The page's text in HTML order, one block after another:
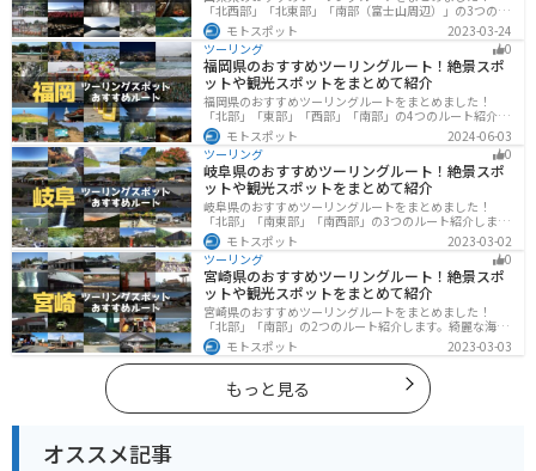
「北西部」「北東部」「南部（富士山周辺）」の3つのル
ート紹介します。富士山を中心に自然豊かな景色や食事
を楽しめるスポットが多数あります。バイクで山梨県に
ツーリングに行く際は参考にしてください。
モトスポット
2023-03-24
ツーリング
0
福岡県のおすすめツーリングルート！絶景スポ
ットや観光スポットをまとめて紹介
福岡県のおすすめツーリングルートをまとめました！
「北部」「東部」「西部」「南部」の4つのルート紹介し
ます。豊かな自然から歴史ある名所、グルメまで多彩な
魅力が詰まっており、様々な楽しみ方ができます。バイ
クで福岡県にツーリングに行く際は参考にしてくださ
い。
モトスポット
2024-06-03
ツーリング
0
岐阜県のおすすめツーリングルート！絶景スポ
ットや観光スポットをまとめて紹介
岐阜県のおすすめツーリングルートをまとめました！
「北部」「南東部」「南西部」の3つのルート紹介しま
す。自然豊かな山が充実しており、山を生かした施設や
グルメ、絶景スポットなど、自然を満喫するツーリング
ができます。バイクで岐阜県にツーリングに行く際は参
考にしてください。
モトスポット
2023-03-02
ツーリング
0
宮崎県のおすすめツーリングルート！絶景スポ
ットや観光スポットをまとめて紹介
宮崎県のおすすめツーリングルートをまとめました！
「北部」「南部」の2つのルート紹介します。綺麗な海岸
線が特徴的な海・自然豊かな山・趣のある神社を満喫す
るツーリングができます。バイクで宮崎県にツーリング
に行く際は参考にしてください。
モトスポット 2023-03-03
もっと見る
オススメ記事